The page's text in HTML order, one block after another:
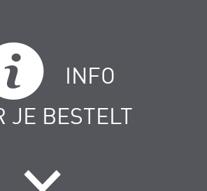
INFO
JE BESTELT